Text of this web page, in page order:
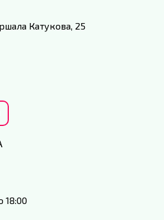
Катукова, 25
18:00